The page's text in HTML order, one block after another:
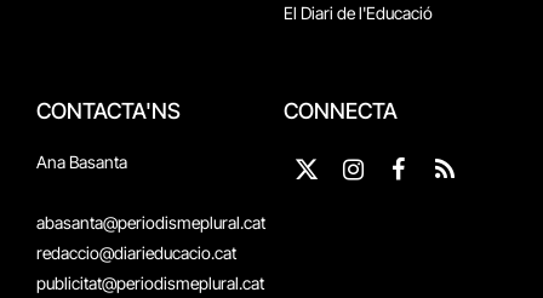
El Diari de l'Educació
CONTACTA'NS
Ana Basanta
abasanta@periodismeplural.cat
redaccio@diarieducacio.cat
publicitat@periodismeplural.cat
CONNECTA
X
Instagram
Facebook
RSS